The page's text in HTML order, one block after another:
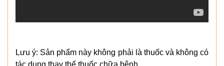
Lưu ý: Sản phẩm này không phải là thuốc và không có
tác dụng thay thế thuốc chữa bệnh.